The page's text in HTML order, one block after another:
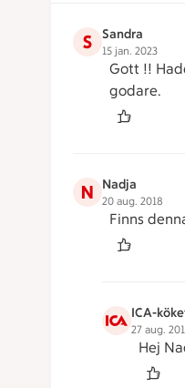
S Sandra
15 jan. 2023
Gott !!
godare.
N Nadja
20 aug. 2018
Finns
ICA-
27 aug.
Hej